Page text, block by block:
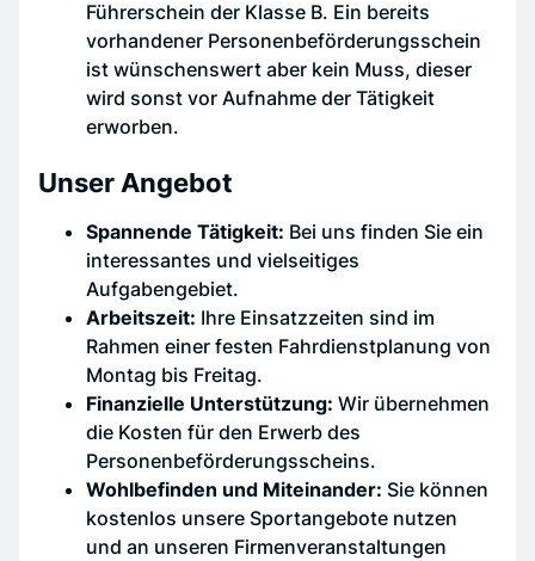
Führerschein der Klasse B. Ein bereits
vorhandener Personenbeförderungsschein
ist wünschenswert aber kein Muss, dieser
wird sonst vor Aufnahme der Tätigkeit
erworben.
Unser Angebot
Spannende Tätigkeit: Bei uns finden Sie ein
interessantes und vielseitiges
Aufgabengebiet.
Arbeitszeit: Ihre Einsatzzeiten sind im
Rahmen einer festen Fahrdienstplanung von
Montag bis Freitag.
Finanzielle Unterstützung: Wir übernehmen
die Kosten für den Erwerb des
Personenbeförderungsscheins.
Wohlbefinden und Miteinander: Sie können
kostenlos unsere Sportangebote nutzen
und an unseren Firmenveranstaltungen